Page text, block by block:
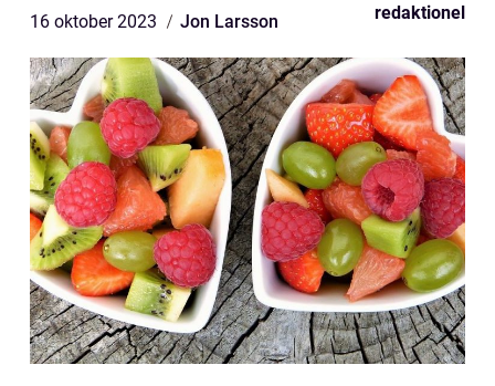
16 oktober 2023 Jon Larsson redaktionel